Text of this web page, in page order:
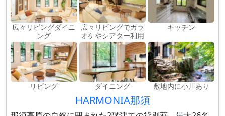
広々リビングダイニ
ング
広々リビングでカラ
オケやシアター利用
キッチン
リビング ダイニング 敷地内に小川あり
HARMONIA那須